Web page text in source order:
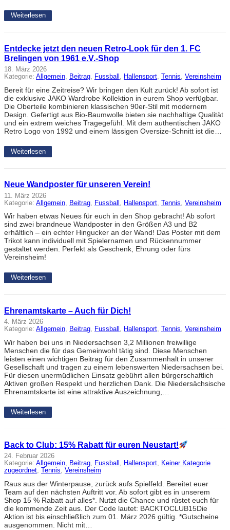
Weiterlesen
Entdecke jetzt den neuen Retro-Look für den 1. FC
Brelingen von 1961 e.V.-Shop
18. März 2026
Kategorie: Allgemein, Beitrag, Fussball , Hallensport, Tennis, Vereinsheim
Bereit für eine Zeitreise? Wir bringen den Kult zurück! Ab sofort ist
die exklusive JAKO Wardrobe Kollektion in eurem Shop verfügbar.
Die Oberteile kombinieren klassischen 90er-Stil mit modernem
Design. Gefertigt aus Bio-Baumwolle bieten sie nachhaltige Qualität
und ein extrem weiches Tragegefühl. Mit dem authentischen JAKO
Retro Logo von 1992 und einem lässigen Oversize-Schnitt ist die…
Weiterlesen
Neue Wandposter für unseren Verein!
11. März 2026
Kategorie: Allgemein Beitrag Fussball Hallensport Tennis Vereinsheim
Wir haben etwas Neues für euch in den Shop gebracht! Ab sofort
sind zwei brandneue Wandposter in den Größen A3 und B2
erhältlich – ein echter Hingucker an der Wand! Das Poster mit dem
Trikot kann individuell mit Spielernamen und Rückennummer
gestaltet werden. Perfekt als Geschenk, Ehrung oder fürs
Vereinsheim!
Weiterlesen
Ehrenamtskarte – Auch für Dich!
4. März 2026
Kategorie: Allgemein, Beitrag, Fussball , Hallensport, Tennis, Vereinsheim
Wir haben bei uns in Niedersachsen 3,2 Millionen freiwillige
Menschen die für das Gemeinwohl tätig sind. Diese Menschen
leisten einen wichtigen Beitrag für den Zusammenhalt in unserer
Gesellschaft und tragen zu einem lebenswerten Niedersachsen bei.
Für diesen unermüdlichen Einsatz gebührt allen bürgerschaftlich
Aktiven großen Respekt und herzlichen Dank. Die Niedersächsische
Ehrenamtskarte ist eine attraktive Auszeichnung,…
Weiterlesen
Back to Club: 15% Rabatt für euren Neustart!
24. Februar 2026
Kategorie: Allgemein, Beitrag, Fussball , Hallensport, Keiner Kategorie
zugeordnet, Tennis, Vereinsheim
Raus aus der Winterpause, zurück aufs Spielfeld. Bereitet euer
Team auf den nächsten Auftritt vor. Ab sofort gibt es in unserem
Shop 15 % Rabatt auf alles*. Nutzt die Chance und rüstet euch für
die kommende Zeit aus. Der Code lautet: BACKTOCLUB15Die
Aktion ist bis einschließlich zum 01. März 2026 gültig. *Gutscheine
ausgenommen. Nicht mit…